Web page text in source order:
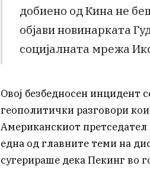
добиено од Кина не
објави новинарката
социјалната мрежа
Овој безбедносен инцидент
геополитички разговори
Американскиот претседател
една од главните теми на
сугерираше дека Пекинг во